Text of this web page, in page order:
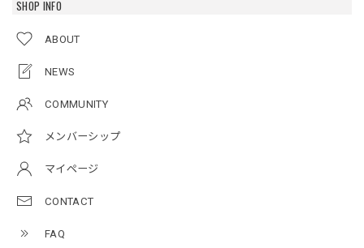
SHOP INFO
ABOUT
NEWS
COMMUNITY
メンバーシップ
マイページ
CONTACT
FAQ